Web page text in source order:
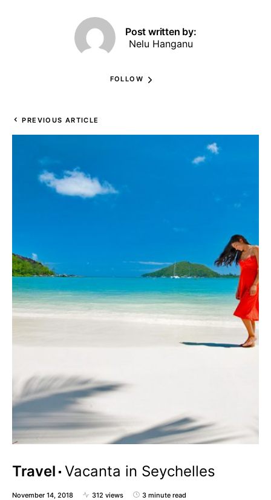
Post written by:
Nelu Hanganu
FOLLOW
PREVIOUS ARTICLE
Travel Vacanta in Seychelles
November 14, 2018 312 views 3 minute read